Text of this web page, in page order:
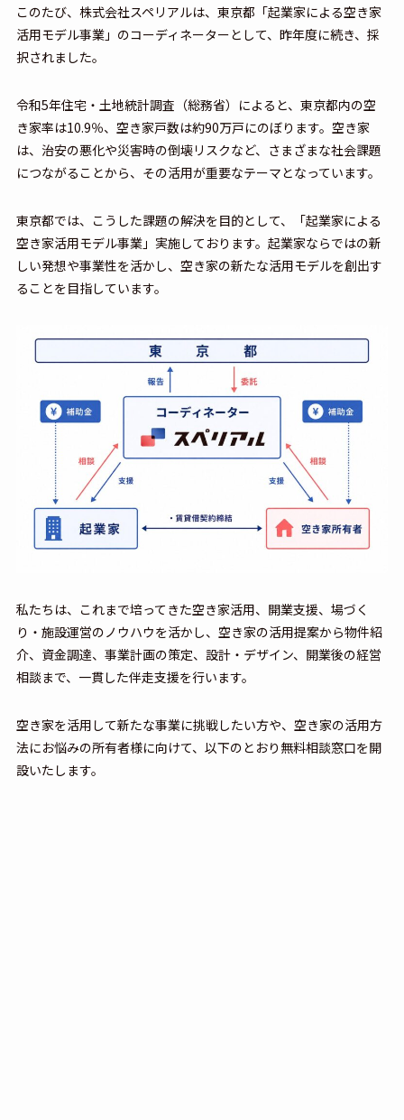
このたび、株式会社スペリアルは、東京都「起業家による空き家
活用モデル事業」のコーディネーターとして、昨年度に続き、採
択されました。
令和5年住宅・土地統計調査（総務省）によると、東京都内の空
き家率は10.9％、空き家戸数は約90万戸にのぼります。空き家
は、治安の悪化や災害時の倒壊リスクなど、さまざまな社会課題
につながることから、その活用が重要なテーマとなっています。
東京都では、こうした課題の解決を目的として、「起業家による
空き家活用モデル事業」実施しております。起業家ならではの新
しい発想や事業性を活かし、空き家の新たな活用モデルを創出す
ることを目指しています。
私たちは、これまで培ってきた空き家活用、開業支援、場づく
り・施設運営のノウハウを活かし、空き家の活用提案から物件紹
介、資金調達、事業計画の策定、設計・デザイン、開業後の経営
相談まで、一貫した伴走支援を行います。
空き家を活用して新たな事業に挑戦したい方や、空き家の活用方
法にお悩みの所有者様に向けて、以下のとおり無料相談窓口を開
設いたします。